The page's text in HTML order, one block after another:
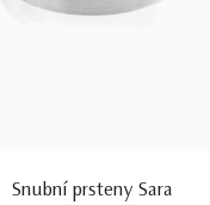
Snubní prsteny Sara